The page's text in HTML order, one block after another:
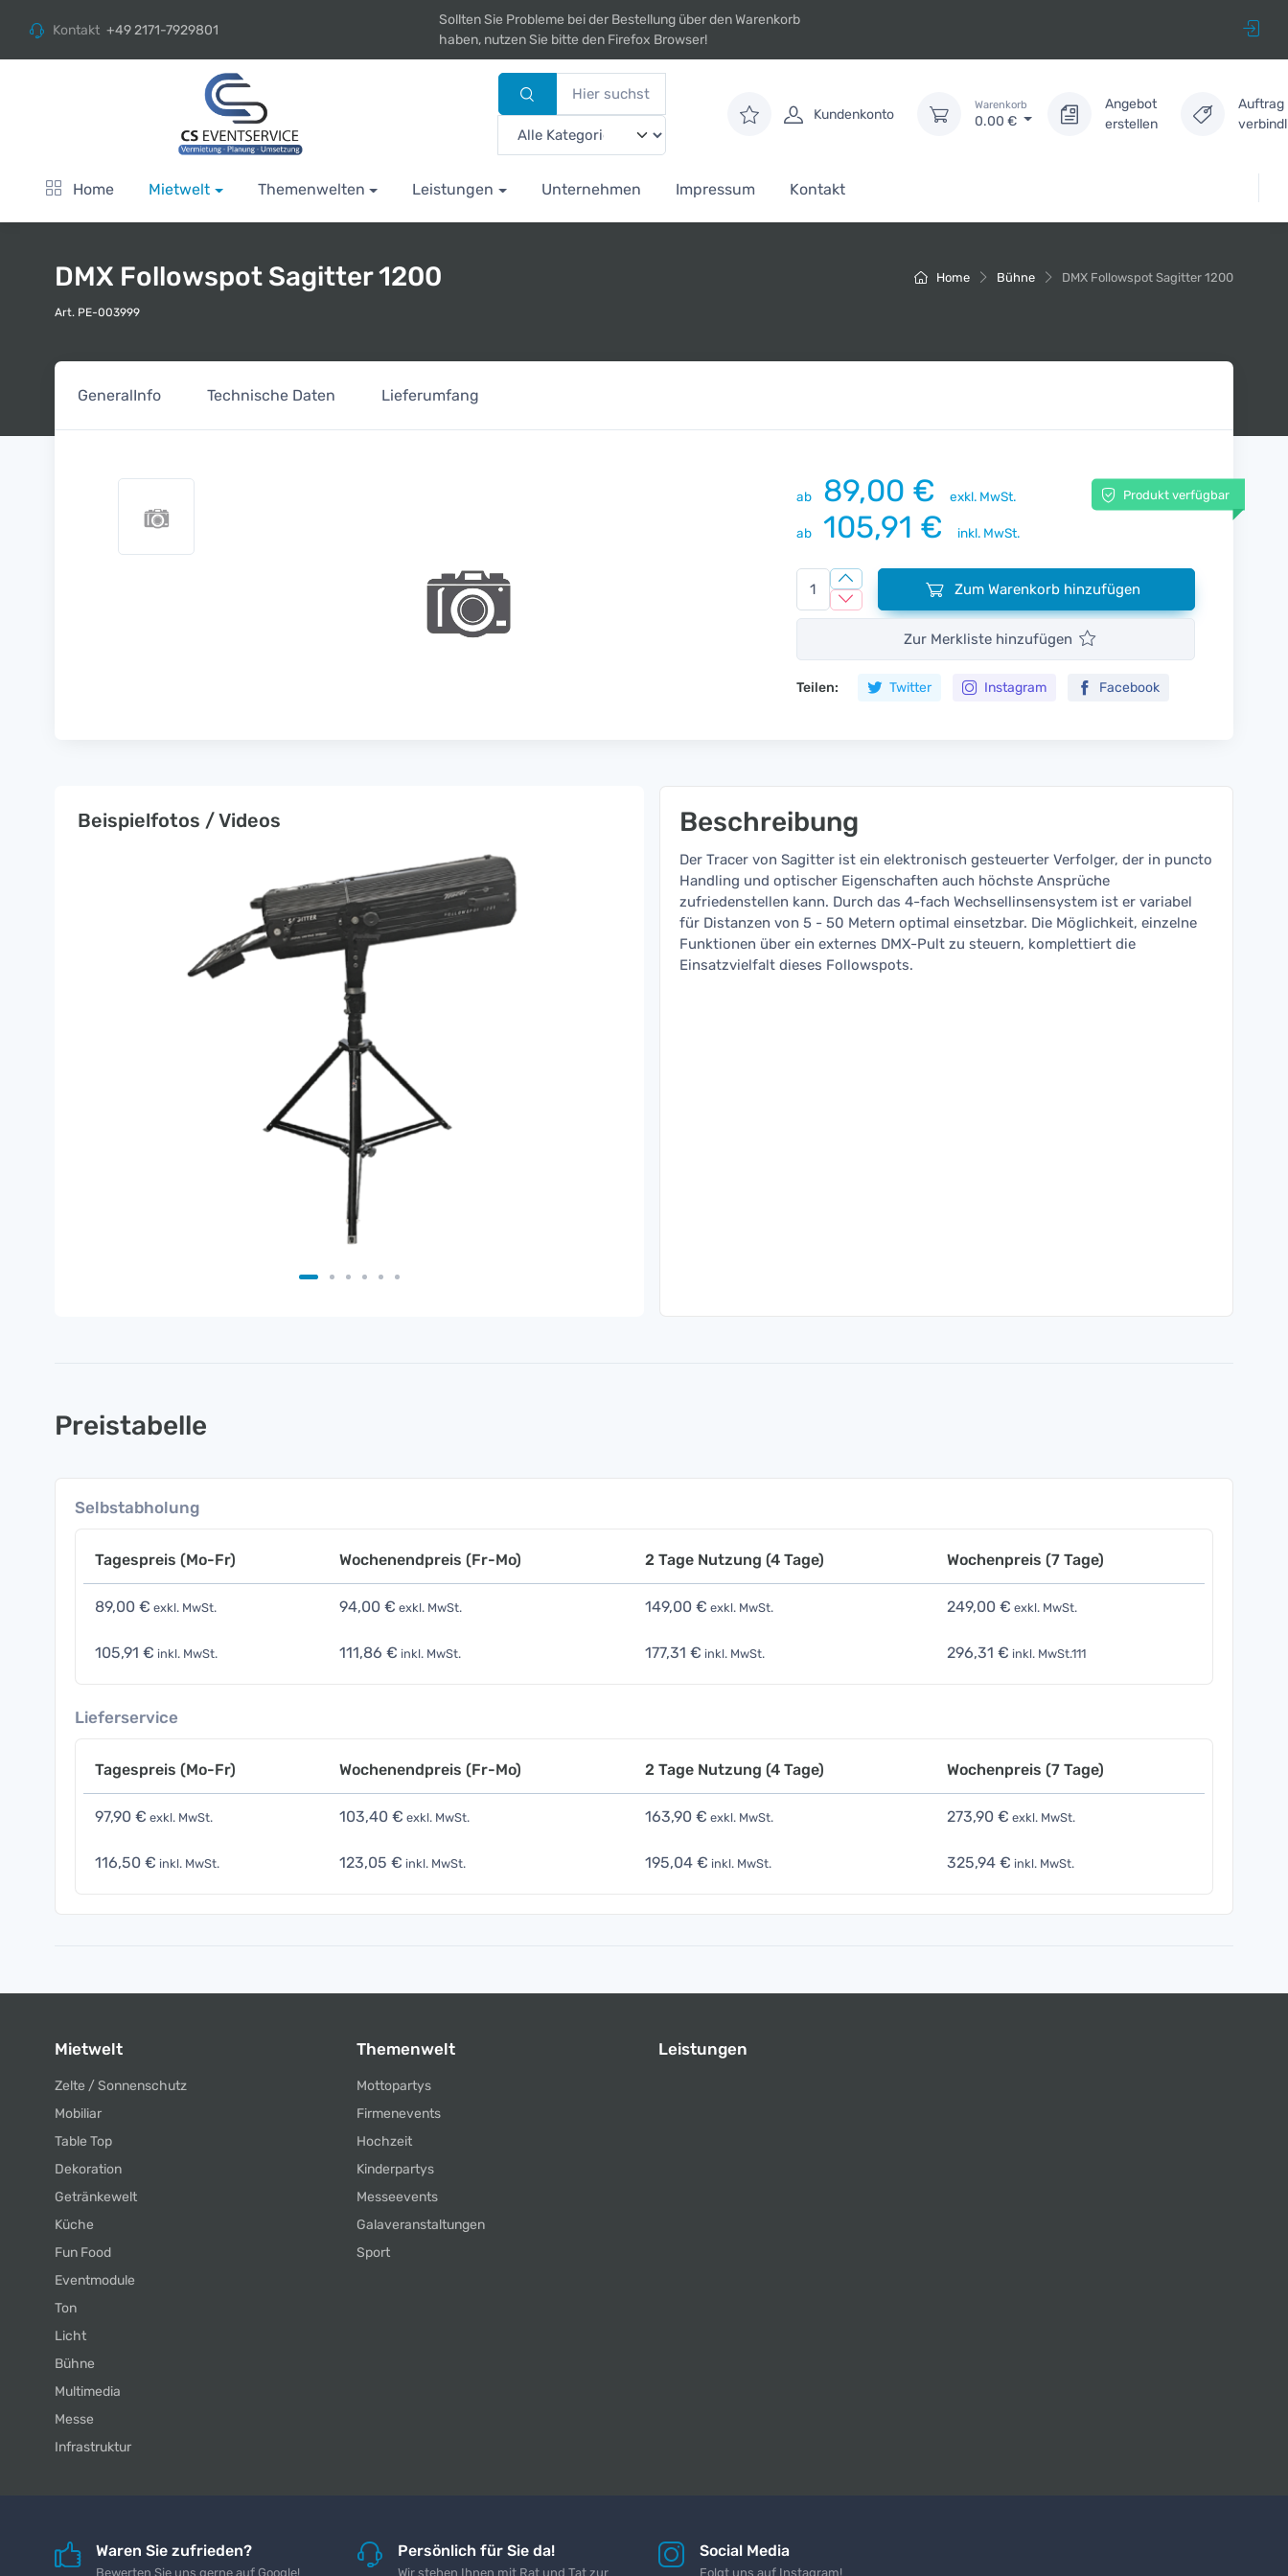
Kontakt +49 2171-7929801
Sollten Sie Probleme bei der Bestellung über den Warenkorb
haben, nutzen Sie bitte den Firefox Browser!
Kundenkonto
Warenkorb
0.00 €
Angebot
erstellen
Auftrag
Home Mietwelt Themenwelten Leistungen Unternehmen Impressum Kontakt
Home Bühne DMX Followspot Sagitter 1200
DMX Followspot Sagitter 1200
Art. PE-003999
GeneralInfo Technische Daten Lieferumfang
ab 89,00 € exkl. MwSt.
ab 105,91 € inkl. MwSt.
Produkt verfügbar
Zum Warenkorb hinzufügen
Zur Merkliste hinzufügen
Teilen: Twitter Instagram Facebook
Beispielfotos / Videos Beschreibung
Der Tracer von Sagitter ist ein elektronisch gesteuerter Verfolger, der in puncto
Handling und optischer Eigenschaften auch höchste Ansprüche
zufriedenstellen kann. Durch das 4-fach Wechsellinsensystem ist er variabel
für Distanzen von 5 - 50 Metern optimal einsetzbar. Die Möglichkeit, einzelne
Funktionen über ein externes DMX-Pult zu steuern, komplettiert die
Einsatzvielfalt dieses Followspots.
Preistabelle
Selbstabholung
Tagespreis (Mo-Fr) Wochenendpreis (Fr-Mo) 2 Tage Nutzung (4 Tage) Wochenpreis (7 Tage)
89,00 € exkl. MwSt. 94,00 € exkl. MwSt. 149,00 € exkl. MwSt. 249,00 € exkl. MwSt.
105,91 € inkl. MwSt. 111,86 € inkl. MwSt. 177,31 € inkl. MwSt. 296,31 € inkl. MwSt.111
Lieferservice
Tagespreis (Mo-Fr) Wochenendpreis (Fr-Mo) 2 Tage Nutzung (4 Tage) Wochenpreis (7 Tage)
97,90 € exkl. MwSt. 103,40 € exkl. MwSt. 163,90 € exkl. MwSt. 273,90 € exkl. MwSt.
116,50 € inkl. MwSt. 123,05 € inkl. MwSt. 195,04 € inkl. MwSt. 325,94 € inkl. MwSt.
Mietwelt
Zelte / Sonnenschutz
Mobiliar
Table Top
Dekoration
Getränkewelt
Küche
Fun Food
Eventmodule
Ton
Licht
Bühne
Multimedia
Messe
Infrastruktur
Themenwelt
Mottopartys
Firmenevents
Hochzeit
Kinderpartys
Messeevents
Galaveranstaltungen
Sport
Leistungen
Waren Sie zufrieden?
Bewerten Sie uns gerne auf Google!
Persönlich für Sie da!
Wir stehen Ihnen mit Rat und Tat zur
Social Media
Folgt uns auf Instagram!